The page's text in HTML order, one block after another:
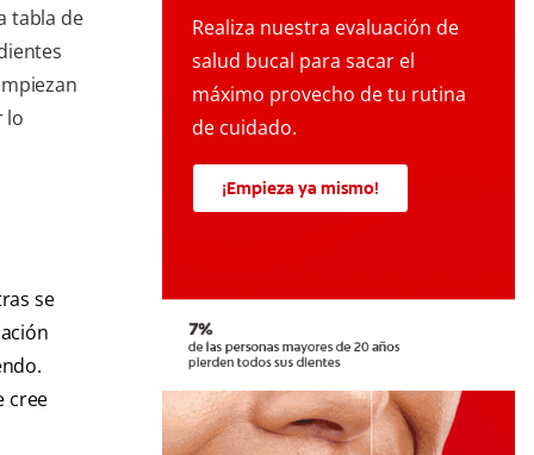
tabla de
lo
se
cree
Realiza nuestra evaluación de
salud bucal para sacar el
máximo provecho de tu rutina
de cuidado.
¡Empieza ya mismo!